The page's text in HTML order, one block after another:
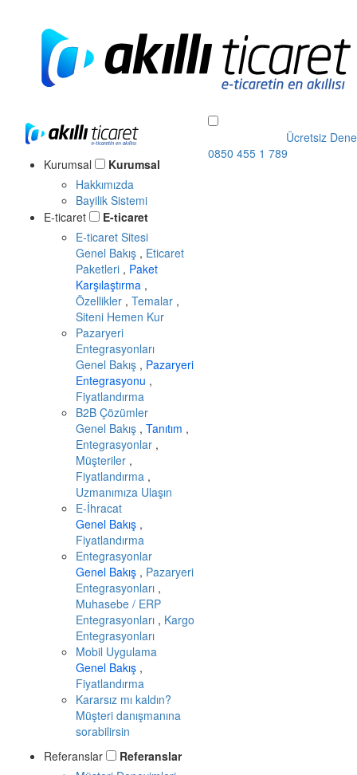
Kurumsal
Kurumsal
Hakkımızda
Bayilik Sistemi
E-ticaret
E-ticaret
E-ticaret Sitesi
Genel Bakış , Eticaret
Paketleri , Paket
Karşılaştırma ,
Özellikler , Temalar ,
Siteni Hemen Kur
Pazaryeri
Entegrasyonları
Genel Bakış , Pazaryeri
Entegrasyonu ,
Fiyatlandırma
B2B Çözümler
Genel Bakış , Tanıtım ,
Entegrasyonlar ,
Müşteriler ,
Fiyatlandırma ,
Uzmanımıza Ulaşın
E-İhracat
Genel Bakış ,
Fiyatlandırma
Entegrasyonlar
Genel Bakış , Pazaryeri
Entegrasyonları ,
Muhasebe / ERP
Entegrasyonları , Kargo
Entegrasyonları
Mobil Uygulama
Genel Bakış ,
Fiyatlandırma
Kararsız mı kaldın?
Müşteri danışmanına
sorabilirsin
Referanslar
Referanslar
Ücretsiz Dene
0850 455 1 789